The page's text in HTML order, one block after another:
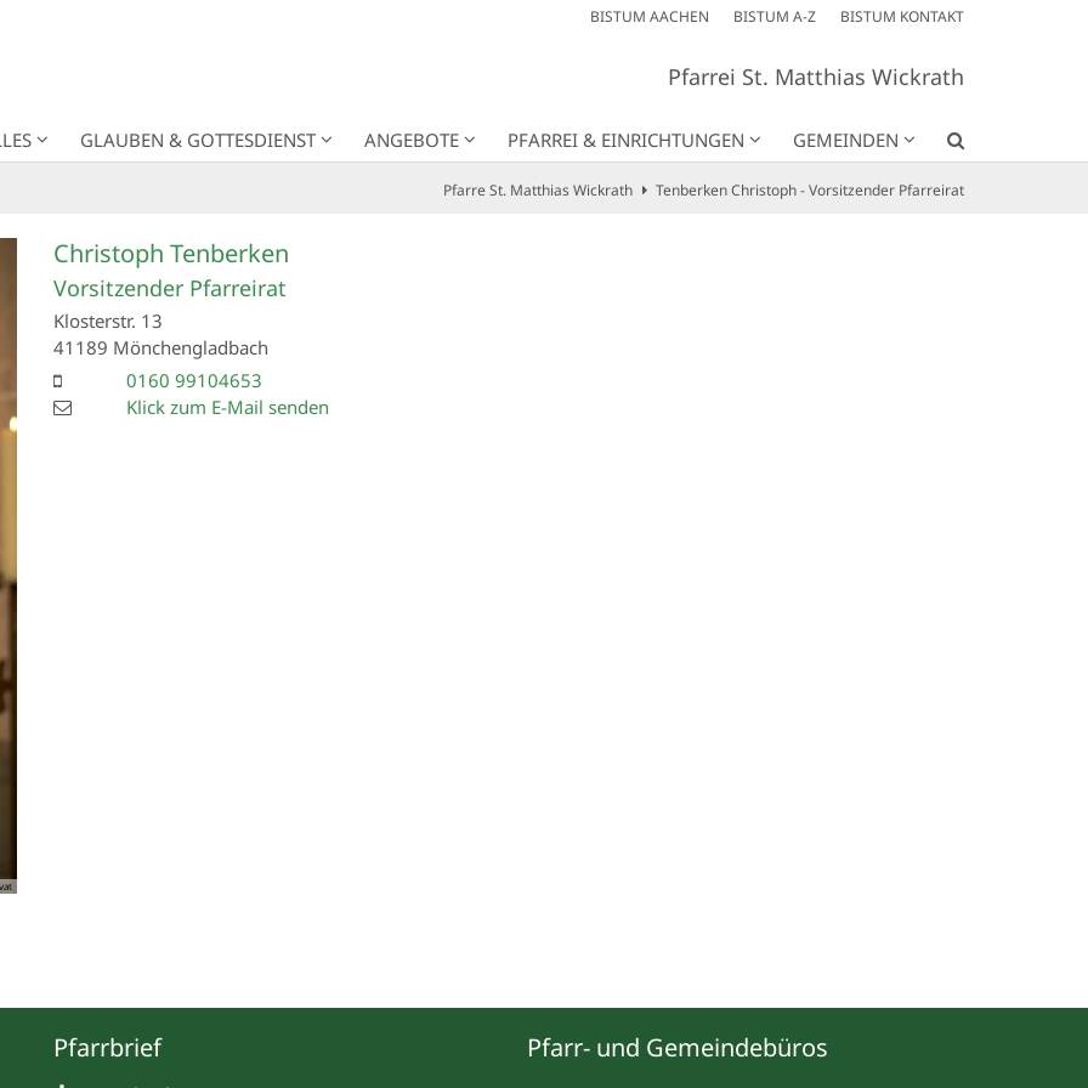
BISTUM AACHEN BISTUM A-Z BISTUM KONTAKT
Pfarrei St. Matthias Wickrath
GLAUBEN & GOTTESDIENST ANGEBOTE PFARREI & EINRICHTUNGEN GEMEINDEN
Pfarre St. Matthias Wickrath Tenberken Christoph - Vorsitzender Pfarreirat
Christoph Tenberken
Vorsitzender Pfarreirat
Klosterstr. 13
41189 Mönchengladbach
0160 99104653
Klick zum E-Mail senden
Pfarrbrief Pfarr- und Gemeindebüros